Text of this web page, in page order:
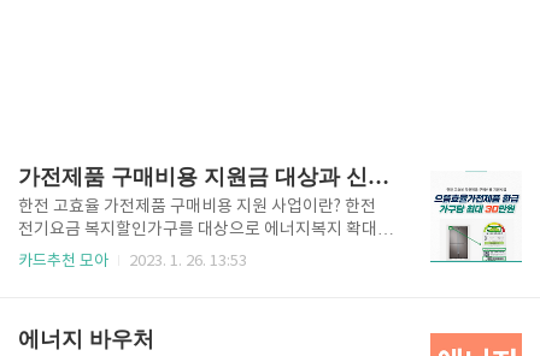
가전제품 구매비용 지원금 대상과 신청방법
한전 고효율 가전제품 구매비용 지원 사업이란? 한전
전기요금 복지할인가구를 대상으로 에너지복지 확대를
위해 고효율 가전제품 구입 시 구매비용의 10%(가구
대상자 여부 확인, 신청방법, 지원대상 제품은 어떤게
카드추천 모아 2023. 1. 26. 13:53
에너지 바우처